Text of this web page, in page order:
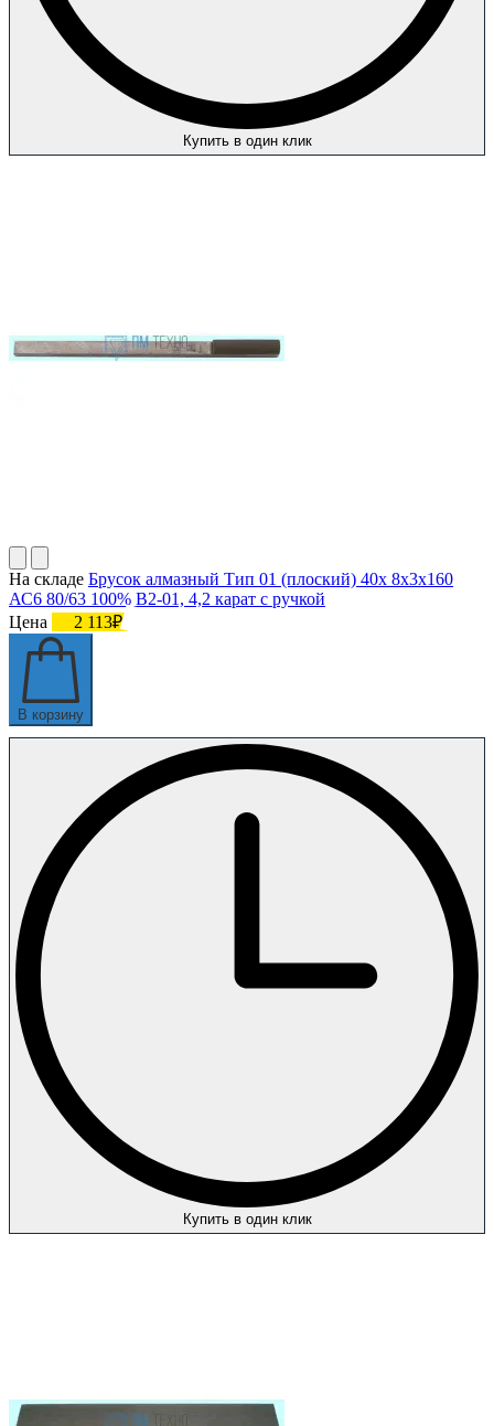
Купить в один клик
На складе Брусок алмазный Тип 01 (плоский) 40х 8х3х160
АС6 80/63 100% В2-01, 4,2 карат с ручкой
Цена
2 113₽
В корзину
Купить в один клик